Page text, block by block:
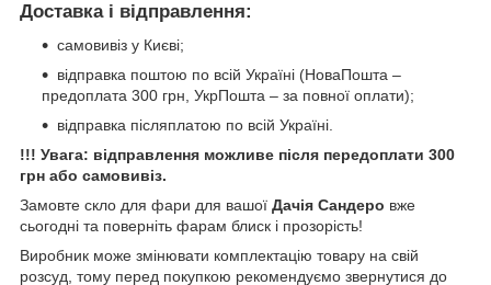
Доставка і відправлення:
самовивіз у Києві;
відправка поштою по всій Україні (НоваПошта –
предоплата 300 грн, УкрПошта – за повної оплати);
відправка післяплатою по всій Україні.
!!! Увага: відправлення можливе після передоплати 300
грн або самовивіз.
Замовте скло для фари для вашої Дачія Сандеро вже
сьогодні та поверніть фарам блиск і прозорість!
Виробник може змінювати комплектацію товару на свій
розсуд, тому перед покупкою рекомендуємо звернутися до